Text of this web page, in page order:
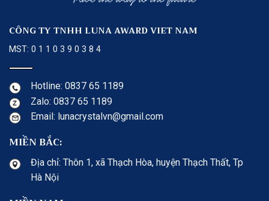
CÔNG TY TNHH LUNA AWARD VIET NAM
MST: 0 1 1 0 3 9 0 3 8 4
Hotline: 0837 65 1189
Zalo: 0837 65 1189
Email: lunacrystalvn@gmail.com
MIỀN BẮC:
Địa chỉ: Thôn 1, xã Thạch Hòa, huyện Thạch Thất, Tp
Hà Nội